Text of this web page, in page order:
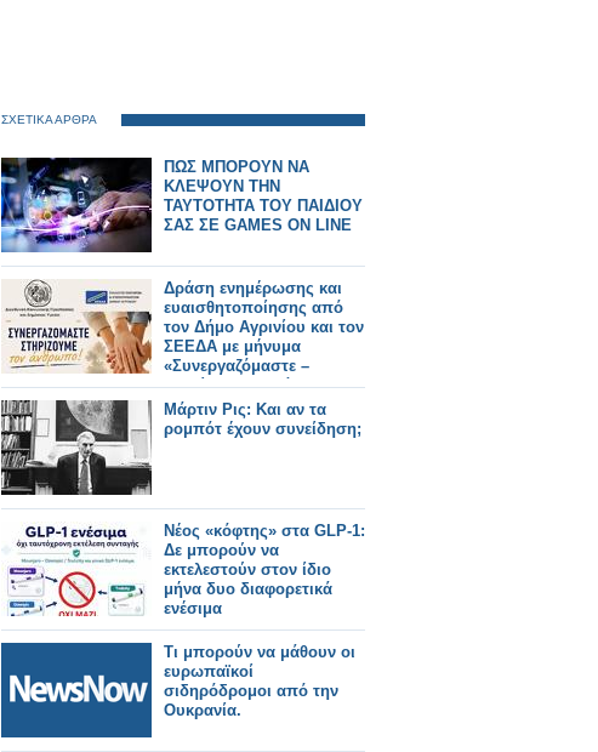
ΣΧΕΤΙΚΑ ΑΡΘΡΑ
ΠΩΣ ΜΠΟΡΟΥΝ ΝΑ
ΚΛΕΨΟΥΝ ΤΗΝ
ΤΑΥΤΟΤΗΤΑ ΤΟΥ ΠΑΙΔΙΟΥ
ΣΑΣ ΣΕ GAMES ON LINE
Δράση ενημέρωσης και
ευαισθητοποίησης από
τον Δήμο Αγρινίου και τον
ΣΕΕΔΑ με μήνυμα
«Συνεργαζόμαστε –
Στηρίζουμε τον άνθρωπο»
Μάρτιν Ρις: Και αν τα
ρομπότ έχουν συνείδηση;
Νέος «κόφτης» στα GLP-1:
Δε μπορούν να
εκτελεστούν στον ίδιο
μήνα δυο διαφορετικά
ενέσιμα
Τι μπορούν να μάθουν οι
ευρωπαϊκοί
σιδηρόδρομοι από την
Ουκρανία.